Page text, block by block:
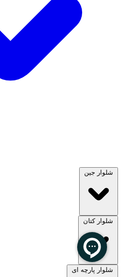
شلوار جین
مشاهده همه
شلوار کتان
شلوار پارچه ای